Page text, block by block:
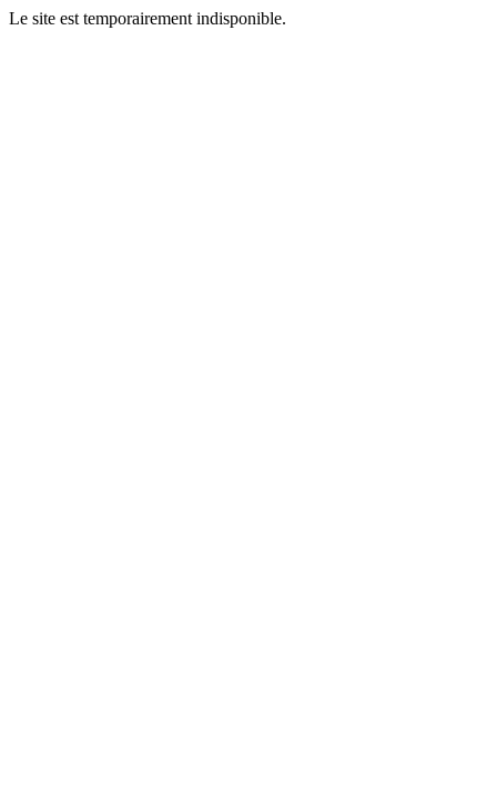
Le site est temporairement indisponible.